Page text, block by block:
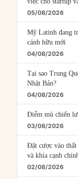
05/08/2026
Mỹ Latinh đang
cánh hữu mới
04/08/2026
Tại sao Trung
Nhật Bản?
04/08/2026
Điểm mù chiến
03/08/2026
Đặt cược vào
và khía cạnh
02/08/2026